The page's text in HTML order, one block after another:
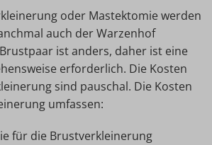
oder Mastektomie werden
auch der Warzenhof
ist anders, daher ist eine
erforderlich. Die Kosten
sind pauschal. Die Kosten
umfassen:
für die Brustverkleinerung